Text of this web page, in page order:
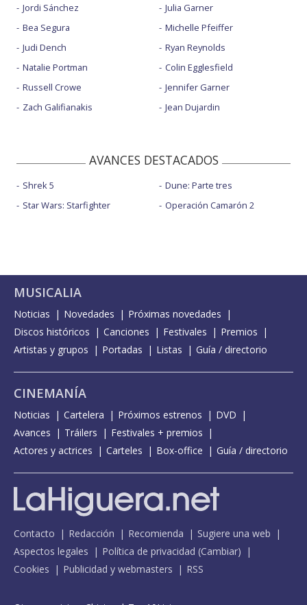
Jordi Sánchez
Bea Segura
Judi Dench
Natalie Portman
Russell Crowe
Zach Galifianakis
Julia Garner
Michelle Pfeiffer
Ryan Reynolds
Colin Egglesfield
Jennifer Garner
Jean Dujardin
AVANCES DESTACADOS
Shrek 5
Star Wars: Starfighter
Dune: Parte tres
Operación Camarón 2
MUSICALIA
Noticias Novedades
Próximas novedades
Discos históricos
Canciones Festivales
Premios
Artistas y grupos
Portadas Listas Guía / directorio
CINEMANÍA
Noticias Cartelera Próximos estrenos
DVD
Avances
Tráilers
Festivales + premios
Actores y actrices
Carteles Box-office Guía / directorio
Contacto Redacción Recomienda
Sugiere una web
Aspectos legales
Política de privacidad (Cambiar)
Cookies
Publicidad y webmasters RSS